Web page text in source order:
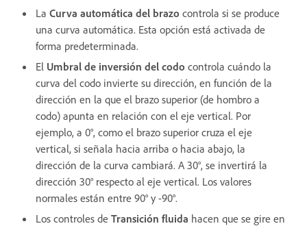
La Curva automática del brazo controla si se produce
una curva automática. Esta opción está activada de
forma predeterminada.
El Umbral de inversión del codo controla cuándo la
curva del codo invierte su dirección, en función de la
dirección en la que el brazo superior (de hombro a
codo) apunta en relación con el eje vertical. Por
ejemplo, a 0°, como el brazo superior cruza el eje
vertical, si señala hacia arriba o hacia abajo, la
dirección de la curva cambiará. A 30°, se invertirá la
dirección 30° respecto al eje vertical. Los valores
normales están entre 90° y -90°.
Los controles de Transición fluida hacen que se gire en